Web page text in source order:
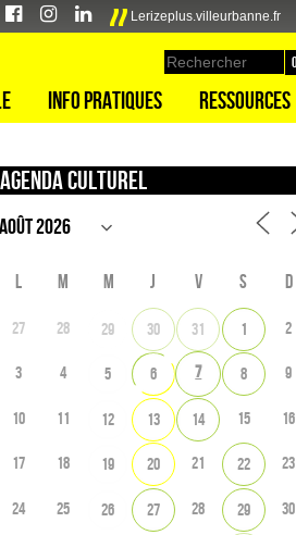
Lerizeplus.villeurbanne.fr
Info pratiques Ressources
Agenda culturel
L M M J V S D
27 28 29 30 31 1 2
3 4 5 6 7 8 9
10 11 12 13 14 15 16
17 18 19 20 21 22 23
24 25 26 27 28 29 30